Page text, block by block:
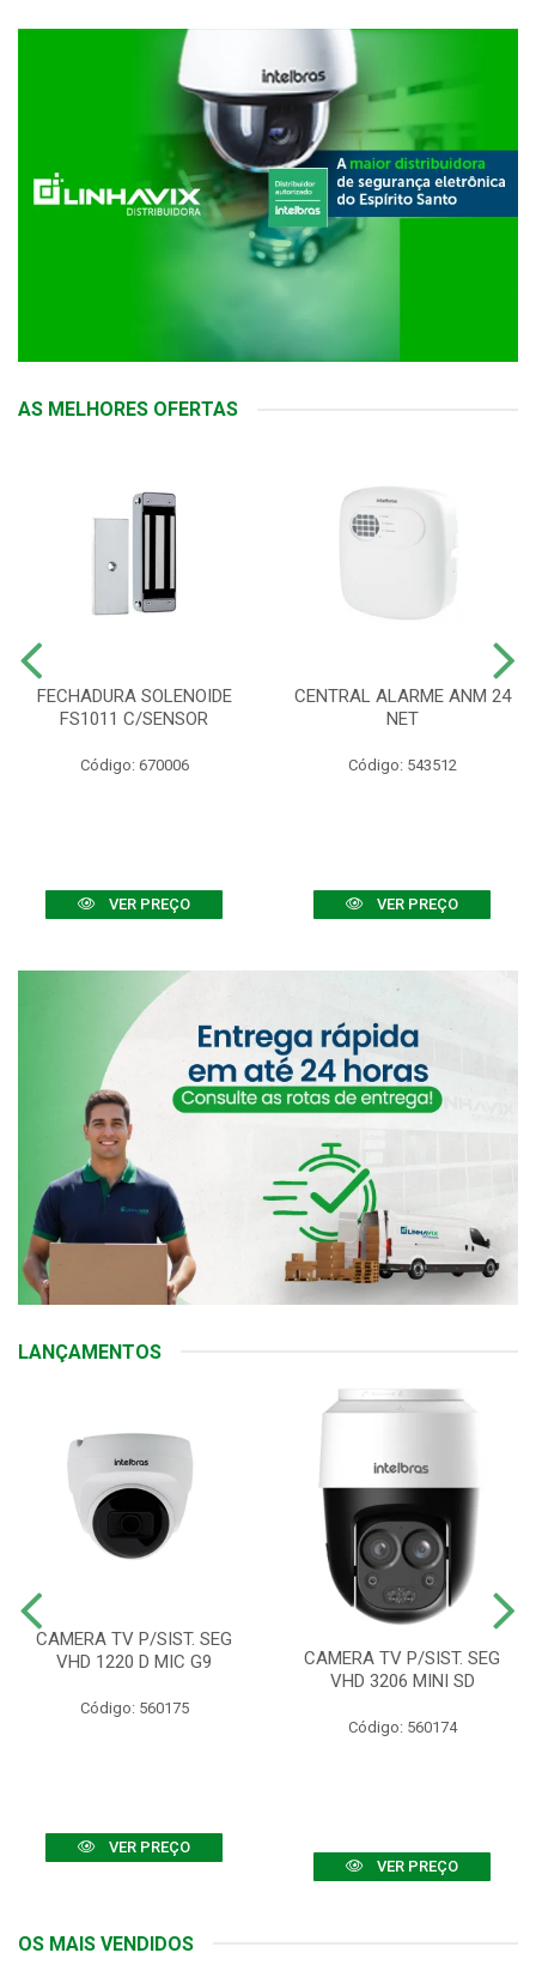
AS MELHORES OFERTAS
FECHADURA SOLENOIDE
FS1011 C/SENSOR
Código: 670006
VER PREÇO
CENTRAL ALARME ANM 24
NET
Código: 543512
VER PREÇO
LANÇAMENTOS
CAMERA TV P/SIST. SEG
VHD 1220 D MIC G9
Código: 560175
VER PREÇO
CAMERA TV P/SIST. SEG
VHD 3206 MINI SD
Código: 560174
VER PREÇO
OS MAIS VENDIDOS